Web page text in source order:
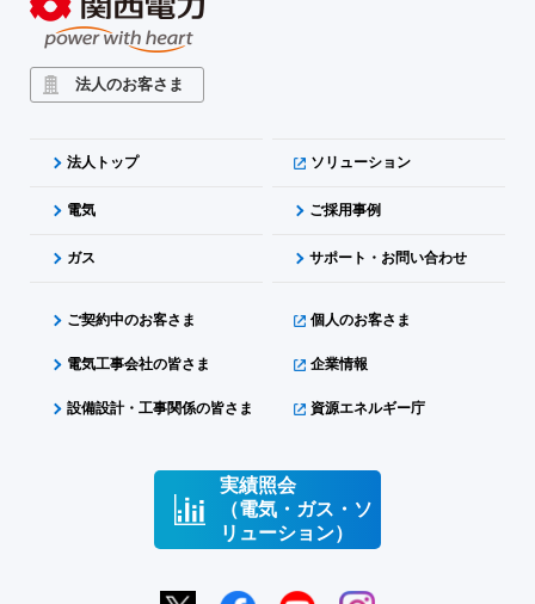
法人のお客さま
法人トップ ソリューション
電気 ご採用事例
ガス サポート・お問い合わせ
ご契約中のお客さま
電気工事会社の皆さま
設備設計・工事関係の皆さま
個人のお客さま
企業情報
資源エネルギー庁
実績照会
（電気・ガス・ソ
リューション）